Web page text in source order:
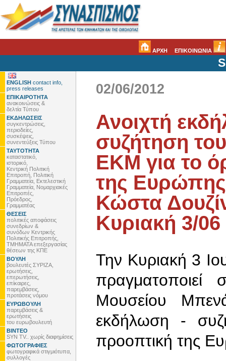
ΑΡΧΗ ΕΠΙΚΟΙΝΩΝΙΑ
ENGLISH contact info,
press releases
ΕΠΙΚΑΙΡΟΤΗΤΑ
ανακοινώσεις &
δελτία Τύπου
ΕΚΔΗΛΩΣΕΙΣ
συγκεντρώσεις,
περιοδείες,
συσκέψεις,
συνεντεύξεις Τύπου
ΤΑΥΤΟΤΗΤΑ
καταστατικό,
ιστορικό,
Κεντρική Πολιτική
Επιτροπή, Πολιτική
Γραμματεία, Εκτελεστική
Γραμματεία, Νομαρχιακές
Επιτροπές,
Πρόεδρος,
Γραμματέας
ΘΕΣΕΙΣ
πολιτικές αποφάσεις
συνεδρίων &
συνόδων Κεντρικής
Πολιτικής Επιτροπής,
ΤΜΗΜΑΤΑ επεξεργασίας
θέσεων της ΚΠΕ
ΒΟΥΛΗ
βουλευτές ΣΥΡΙΖΑ,
ερωτήσεις,
επερωτήσεις,
επίκαιρες,
παρεμβάσεις,
προτάσεις νόμου
ΕΥΡΩΒΟΥΛΗ
παρεμβάσεις &
ερωτήσεις
του ευρωβουλευτή
ΒΙΝΤΕΟ
SYN TV.. χωρίς διαφημίσεις
ΦΩΤΟΓΡΑΦΙΕΣ
φωτογραφικά στιγμιότυπα,
συλλογές
02/06/2012
Ανοιχτή
συζήτηση
ΕΚΜ για το
της Ευρώπης
Κώστα
Κυριακή 3/06
Την Κυριακή 3
Μουσείου
εκδήλωση -
προοπτική της